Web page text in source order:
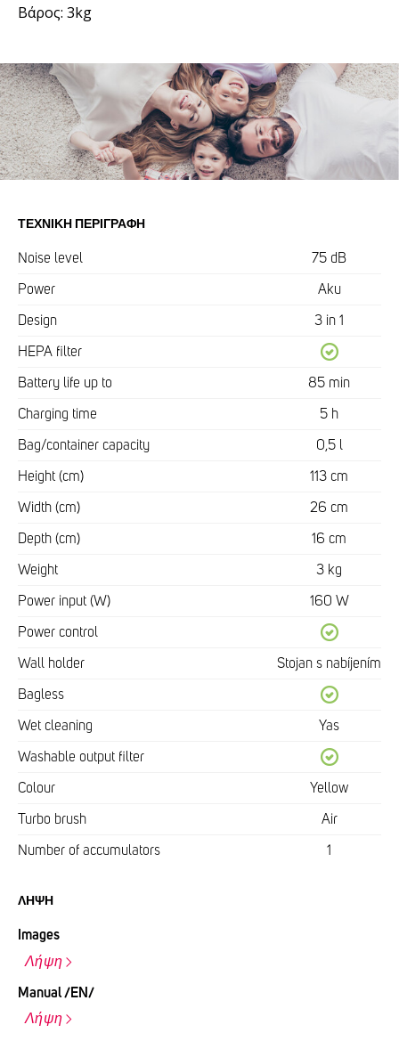
Βάρος: 3kg
ΤΕΧΝΙΚΉ ΠΕΡΙΓΡΑΦΉ
Noise level 75 dB
Power Aku
Design 3 in 1
HEPA filter
Battery life up to 85 min
Charging time 5 h
Bag/container capacity 0,5 l
Height (cm) 113 cm
Width (cm) 26 cm
Depth (cm) 16 cm
Weight 3 kg
Power input (W) 160 W
Power control
Wall holder Stojan s nabíjením
Bagless
Wet cleaning Yas
Washable output filter
Colour Yellow
Turbo brush Air
Number of accumulators 1
ΛΉΨΗ
Images
Λήψη
Manual /EN/
Λήψη